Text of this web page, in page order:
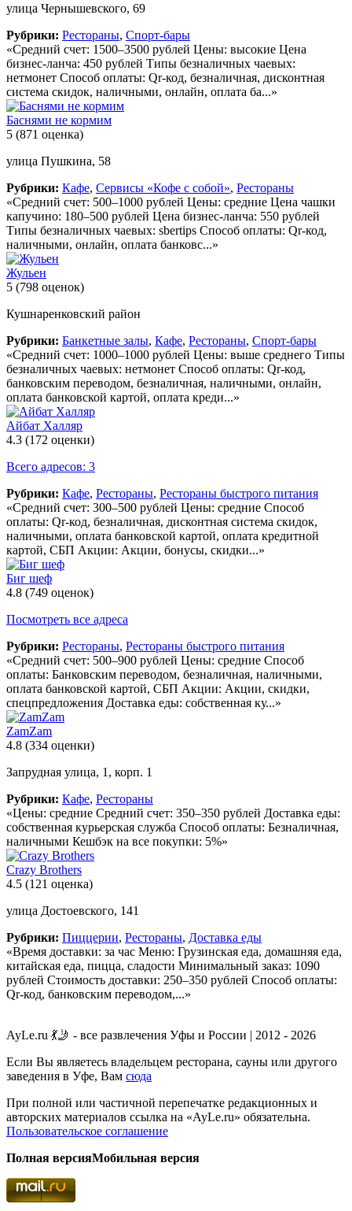
улица Чернышевского, 69
Рубрики: Рестораны, Спорт-бары
«Средний счет: 1500–3500 рублей Цены: высокие Цена
бизнес-ланча: 450 рублей Типы безналичных чаевых:
нетмонет Способ оплаты: Qr-код, безналичная, дисконтная
система скидок, наличными, онлайн, оплата ба...»
Баснями не кормим
5 (871 оценка)
улица Пушкина, 58
Рубрики: Кафе, Сервисы «Кофе с собой», Рестораны
«Средний счет: 500–1000 рублей Цены: средние Цена чашки
капучино: 180–500 рублей Цена бизнес-ланча: 550 рублей
Типы безналичных чаевых: sbertips Способ оплаты: Qr-код,
наличными, онлайн, оплата банковс...»
Жульен
5 (798 оценок)
Кушнаренковский район
Рубрики: Банкетные залы, Кафе, Рестораны, Спорт-бары
«Средний счет: 1000–1000 рублей Цены: выше среднего Типы
безналичных чаевых: нетмонет Способ оплаты: Qr-код,
банковским переводом, безналичная, наличными, онлайн,
оплата банковской картой, оплата креди...»
Айбат Халляр
4.3 (172 оценки)
Всего адресов: 3
Рубрики: Кафе, Рестораны, Рестораны быстрого питания
«Средний счет: 300–500 рублей Цены: средние Способ
оплаты: Qr-код, безналичная, дисконтная система скидок,
наличными, оплата банковской картой, оплата кредитной
картой, СБП Акции: Акции, бонусы, скидки...»
Биг шеф
4.8 (749 оценок)
Посмотреть все адреса
Рубрики: Рестораны, Рестораны быстрого питания
«Средний счет: 500–900 рублей Цены: средние Способ
оплаты: Банковским переводом, безналичная, наличными,
оплата банковской картой, СБП Акции: Акции, скидки,
спецпредложения Доставка еды: собственная ку...»
ZamZam
4.8 (334 оценки)
Запрудная улица, 1, корп. 1
Рубрики: Кафе, Рестораны
«Цены: средние Средний счет: 350–350 рублей Доставка еды:
собственная курьерская служба Способ оплаты: Безналичная,
наличными Кешбэк на все покупки: 5%»
Crazy Brothers
4.5 (121 оценка)
улица Достоевского, 141
Рубрики: Пиццерии, Рестораны, Доставка еды
«Время доставки: за час Меню: Грузинская еда, домашняя еда,
китайская еда, пицца, сладости Минимальный заказ: 1090
рублей Стоимость доставки: 250–350 рублей Способ оплаты:
Qr-код, банковским переводом,...»
AyLe.ru 💃🤳 - все развлечения Уфы и России | 2012 - 2026
Если Вы являетесь владельцем ресторана, сауны или другого
заведения в Уфе, Вам сюда
При полной или частичной перепечатке редакционных и
авторских материалов ссылка на «AyLe.ru» обязательна.
Пользовательское соглашение
Полная версияМобильная версия